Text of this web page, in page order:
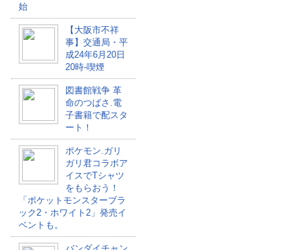
始
【大阪市不祥
事】交通局・平
成24年6月20日
20時-喫煙
図書館戦争 革
命のつばさ.電
子書籍で配スタ
ート！
ポケモン.ガリ
ガリ君コラボア
イスでTシャツ
をもらおう！
「ポケットモンスターブラ
ック2・ホワイト2」発売イ
ベントも。